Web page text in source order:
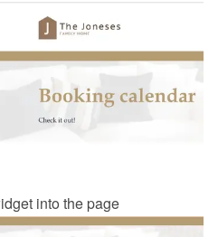
into the page